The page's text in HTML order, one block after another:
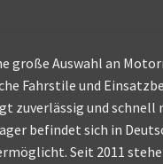
große Auswahl an
Fahrstile und
zuverlässig und schnell
befindet sich in
Seit 2011